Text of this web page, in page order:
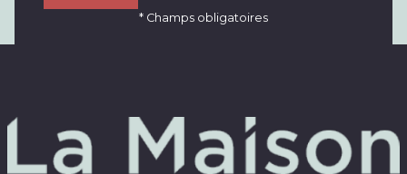
* Champs obligatoires